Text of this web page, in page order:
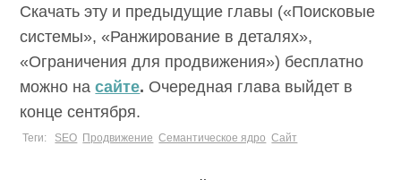
Скачать эту и предыдущие главы («Поисковые
системы», «Ранжирование в деталях»,
«Ограничения для продвижения») бесплатно
можно насайте. Очередная глава выйдет в
конце сентября.
Теги: SEO Продвижение Семантическое ядро Сайт